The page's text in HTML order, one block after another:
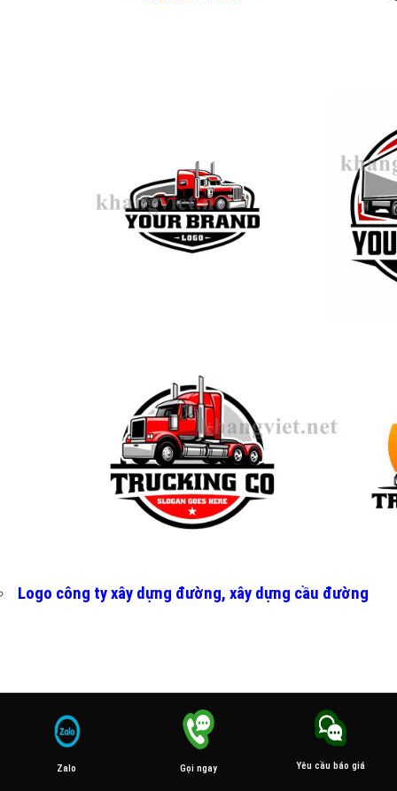
Logo công ty xây dựng đường, xây dựng cầu đường
Zalo Gọi ngay Yêu cầu báo giá